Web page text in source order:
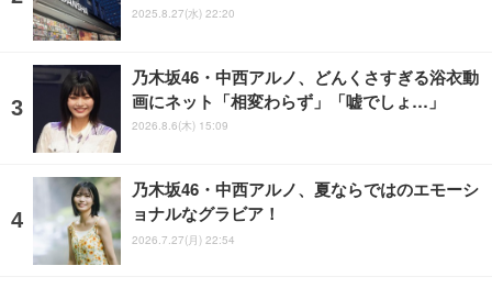
2025.8.27(水) 22:20
乃木坂46・中西アルノ、どんくさすぎる浴衣動
画にネット「相変わらず」「嘘でしょ…」
2026.8.6(木) 15:09
乃木坂46・中西アルノ、夏ならではのエモーシ
ョナルなグラビア！
2026.7.27(月) 22:54